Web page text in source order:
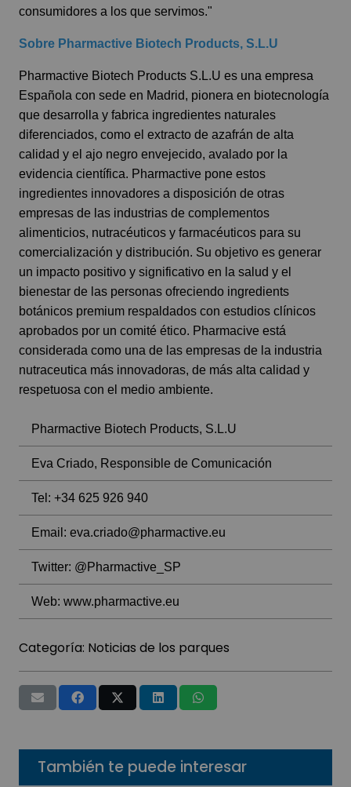
consumidores a los que servimos."
Sobre Pharmactive Biotech Products, S.L.U
Pharmactive Biotech Products S.L.U es una empresa
Española con sede en Madrid, pionera en biotecnología
que desarrolla y fabrica ingredientes naturales
diferenciados, como el extracto de azafrán de alta
calidad y el ajo negro envejecido, avalado por la
evidencia científica. Pharmactive pone estos
ingredientes innovadores a disposición de otras
empresas de las industrias de complementos
alimenticios, nutracéuticos y farmacéuticos para su
comercialización y distribución. Su objetivo es generar
un impacto positivo y significativo en la salud y el
bienestar de las personas ofreciendo ingredients
botánicos premium respaldados con estudios clínicos
aprobados por un comité ético. Pharmacive está
considerada como una de las empresas de la industria
nutraceutica más innovadoras, de más alta calidad y
respetuosa con el medio ambiente.
Pharmactive Biotech Products, S.L.U
Eva Criado, Responsible de Comunicación
Tel: +34 625 926 940
Email: eva.criado@pharmactive.eu
Twitter: @Pharmactive_SP
Web: www.pharmactive.eu
Categoría: Noticias de los parques
También te puede interesar